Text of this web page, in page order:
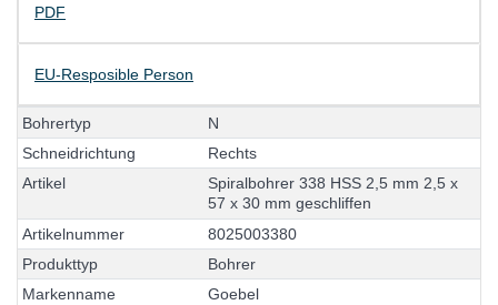
PDF
EU-Resposible Person
Bohrertyp
N
Schneidrichtung Rechts
Artikel Spiralbohrer 338 HSS 2,5 mm 2,5 x
57 x 30 mm geschliffen
Artikelnummer 8025003380
Produkttyp Bohrer
Markenname Goebel